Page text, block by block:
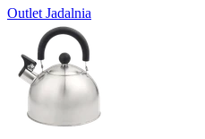
Outlet Jadalnia